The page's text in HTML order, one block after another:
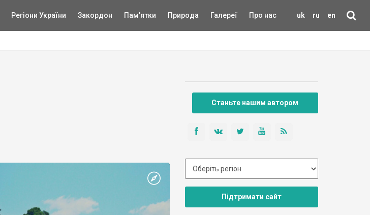
uk ru en
Регіони України Закордон Пам'ятки Природа Галереї Про нас
Станьте нашим автором
Підтримати сайт